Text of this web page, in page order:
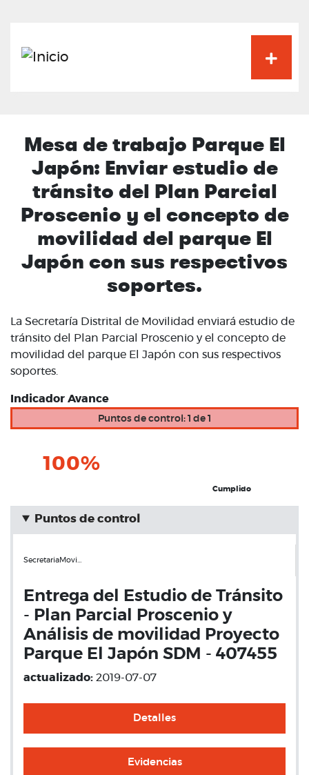
Mesa de trabajo Parque El
Japón: Enviar estudio de
tránsito del Plan Parcial
Proscenio y el concepto de
movilidad del parque El
Japón con sus respectivos
soportes.
La Secretaría Distrital de Movilidad enviará estudio de
tránsito del Plan Parcial Proscenio y el concepto de
movilidad del parque El Japón con sus respectivos
soportes.
Indicador Avance
Puntos de control: 1 de 1
100%
Cumplido
Puntos de control
SecretariaMovi…
Entrega del Estudio de Tránsito
- Plan Parcial Proscenio y
Análisis de movilidad Proyecto
Parque El Japón SDM - 407455
actualizado: 2019-07-07
Detalles
Evidencias